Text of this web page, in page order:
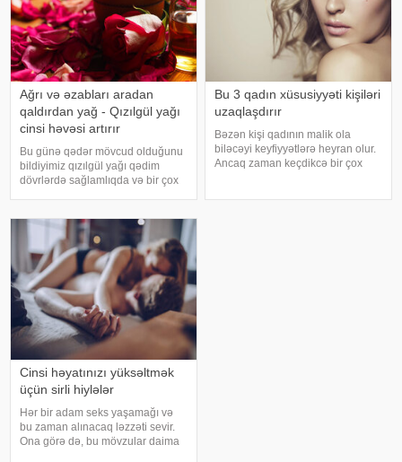
Ağrı və əzabları aradan
qaldırdan yağ - Qızılgül yağı
cinsi həvəsi artırır
Bu günə qədər mövcud olduğunu
bildiyimiz qızılgül yağı qədim
dövrlərdə sağlamlıqda və bir çox
təbabətində "ağrı kəsici" olaraq
xatırlanan qızılgü
Bu 3 qadın xüsusiyyəti kişiləri
uzaqlaşdırır
Bəzən kişi qadının malik ola
biləcəyi keyfiyyətlərə heyran olur.
Ancaq zaman keçdikcə bir çox
Cinsi həyatınızı yüksəltmək
üçün sirli hiylələr
Hər bir adam seks yaşamağı və
bu zaman alınacaq ləzzəti sevir.
Ona görə də, bu mövzular daima